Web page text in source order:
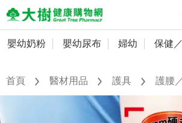
嬰幼奶粉
嬰幼尿布
抗菌 尿布 大樹獨家 益生菌 魚油
會員資料及密碼修改
常用收件人清單
嬰幼奶粉 嬰幼尿布 婦幼 保健
首頁 醫材用品 護具 護腰